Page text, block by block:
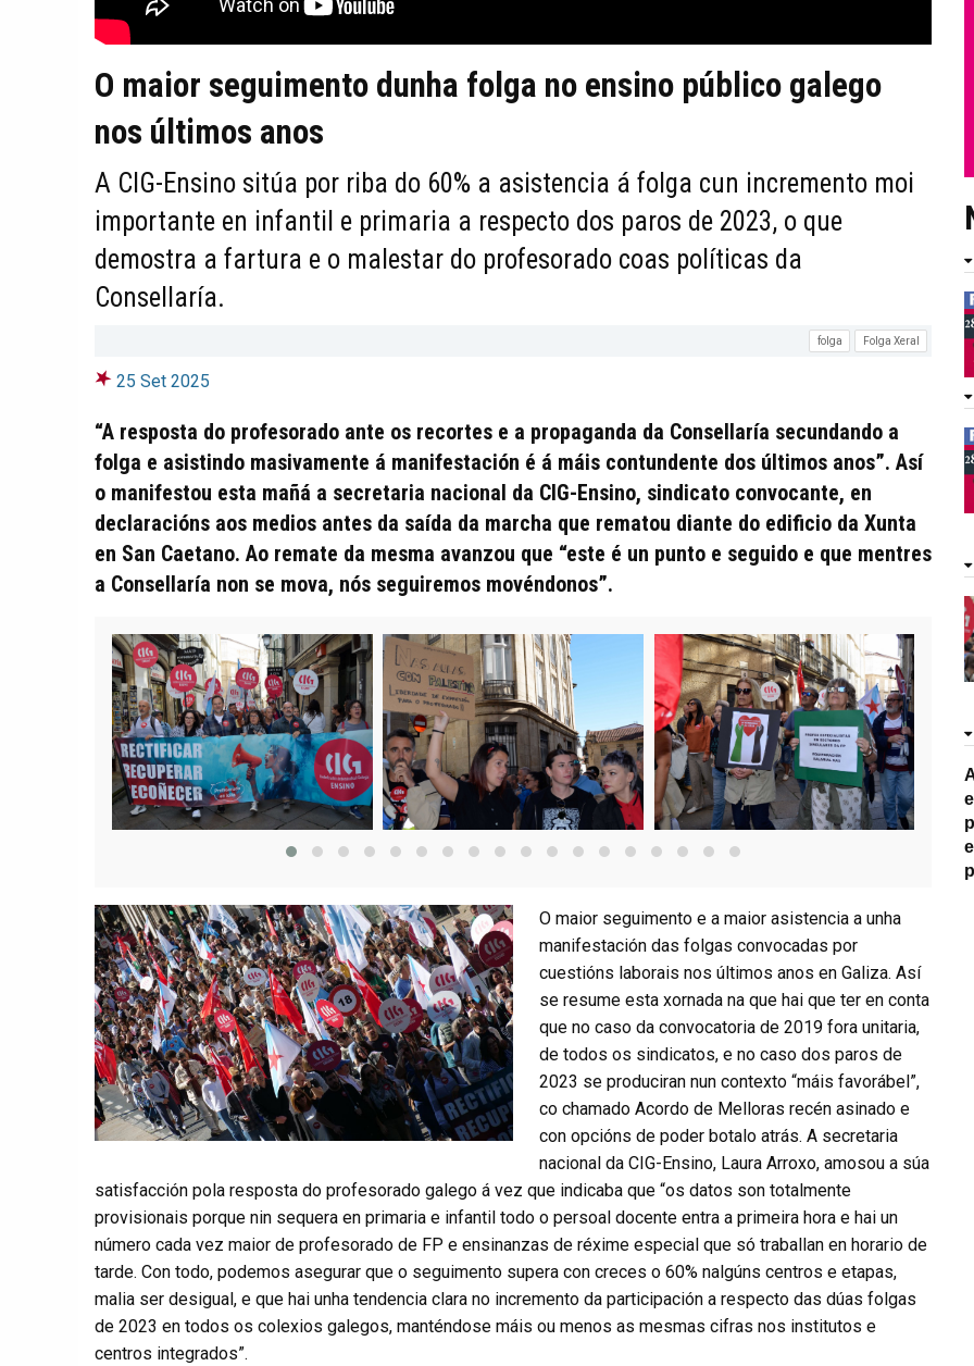
O maior seguimento dunha folga no ensino público galego
nos últimos anos
A CIG-Ensino sitúa por riba do 60% a asistencia á folga cun incremento moi
importante en infantil e primaria a respecto dos paros de 2023, o que
demostra a fartura e o malestar do profesorado coas políticas da
Consellaría.
folga Folga Xeral
25 Set 2025
“A resposta do profesorado ante os recortes e a propaganda da Consellaría secundando a
folga e asistindo masivamente á manifestación é á máis contundente dos últimos anos”. Así
o manifestou esta mañá a secretaria nacional da CIG-Ensino, sindicato convocante, en
declaracións aos medios antes da saída da marcha que rematou diante do edificio da Xunta
en San Caetano. Ao remate da mesma avanzou que “este é un punto e seguido e que mentres
a Consellaría non se mova, nós seguiremos movéndonos”.
O maior seguimento e a maior asistencia a unha
manifestación das folgas convocadas por
cuestións laborais nos últimos anos en Galiza. Así
se resume esta xornada na que hai que ter en conta
que no caso da convocatoria de 2019 fora unitaria,
de todos os sindicatos, e no caso dos paros de
2023 se produciran nun contexto “máis favorábel”,
co chamado Acordo de Melloras recén asinado e
con opcións de poder botalo atrás. A secretaria
nacional da CIG-Ensino, Laura Arroxo, amosou a súa
satisfacción pola resposta do profesorado galego á vez que indicaba que “os datos son totalmente
provisionais porque nin sequera en primaria e infantil todo o persoal docente entra a primeira hora e hai un
número cada vez maior de profesorado de FP e ensinanzas de réxime especial que só traballan en horario de
tarde. Con todo, podemos asegurar que o seguimento supera con creces o 60% nalgúns centros e etapas,
malia ser desigual, e que hai unha tendencia clara no incremento da participación a respecto das dúas folgas
de 2023 en todos os colexios galegos, manténdose máis ou menos as mesmas cifras nos institutos e
centros integrados”.